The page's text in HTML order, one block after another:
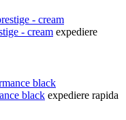
- cream expediere
black expediere rapida